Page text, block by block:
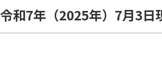
和7年（2025年）7月3日